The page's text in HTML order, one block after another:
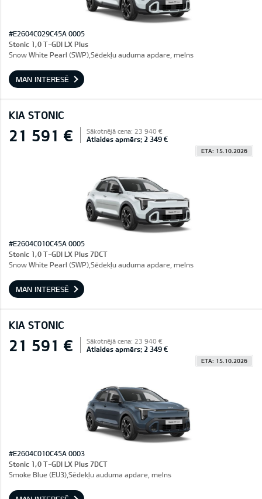
#E2604C029C45A 0005
Stonic 1,0 T-GDI LX Plus
Snow White Pearl (SWP),Sēdekļu auduma apdare, melns
MAN INTERESĒ
KIA STONIC
21 591 € Sākotnējā cena: 23 940 €
Atlaides apmērs: 2 349 €
ETA: 15.10.2026
#E2604C010C45A 0005
Stonic 1,0 T-GDI LX Plus 7DCT
Snow White Pearl (SWP),Sēdekļu auduma apdare, melns
MAN INTERESĒ
KIA STONIC
21 591 € Sākotnējā cena: 23 940 €
Atlaides apmērs: 2 349 €
ETA: 15.10.2026
#E2604C010C45A 0003
Stonic 1,0 T-GDI LX Plus 7DCT
Smoke Blue (EU3),Sēdekļu auduma apdare, melns